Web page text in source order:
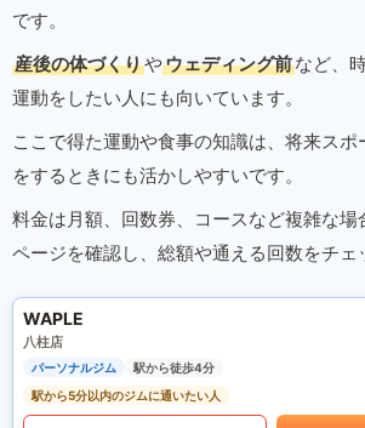
です。
産後の体づくりやウェディング前など、
運動をしたい人にも向いています。
ここで得た運動や食事の知識は、将来スポ
をするときにも活かしやすいです。
料金は月額、回数券、コースなど複雑な
ページを確認し、総額や通える回数をチェ
WAPLE
八柱店
パーソナルジム
駅から徒歩4分
駅から5分以内のジムに通いたい人